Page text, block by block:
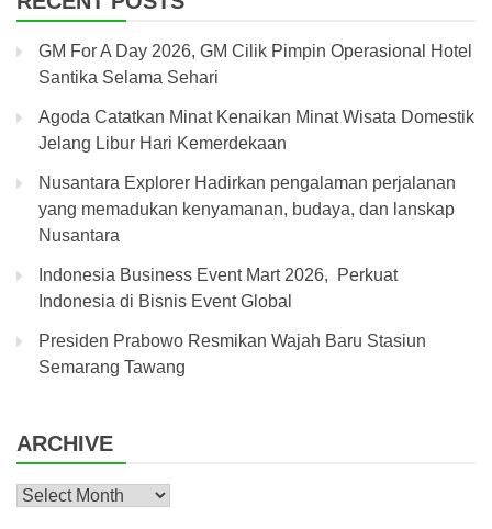
GM For A Day 2026, GM Cilik Pimpin Operasional Hotel
Santika Selama Sehari
Agoda Catatkan Minat Kenaikan Minat Wisata Domestik
Jelang Libur Hari Kemerdekaan
Nusantara Explorer Hadirkan pengalaman perjalanan
yang memadukan kenyamanan, budaya, dan lanskap
Nusantara
Indonesia Business Event Mart 2026, Perkuat
Indonesia di Bisnis Event Global
Presiden Prabowo Resmikan Wajah Baru Stasiun
Semarang Tawang
ARCHIVE
Archive